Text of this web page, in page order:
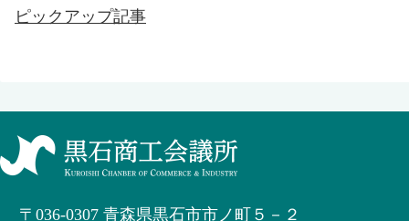
ピックアップ記事
〒036-0307 青森県黒石市市ノ町５－２